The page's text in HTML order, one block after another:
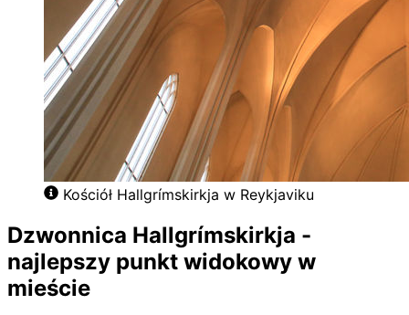
Kościół Hallgrímskirkja w Reykjaviku
Dzwonnica Hallgrímskirkja -
najlepszy punkt widokowy w
mieście